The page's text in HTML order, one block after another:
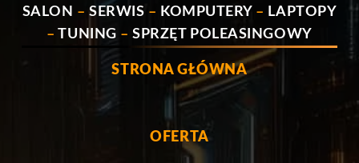
SALON – SERWIS – KOMPUTERY – LAPTOPY
– TUNING – SPRZĘT POLEASINGOWY
STRONA GŁÓWNA
OFERTA